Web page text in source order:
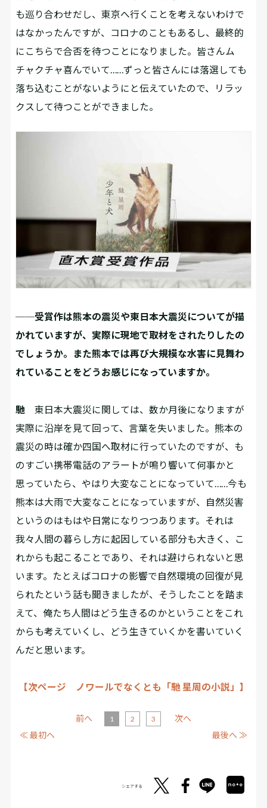
も巡り合わせだし、東京へ行くことを考えないわけで
はなかったんですが、コロナのこともあるし、最終的
にこちらで合否を待つことになりました。皆さんム
チャクチャ喜んでいて……ずっと皆さんには落選しても
落ち込むことがないようにと伝えていたので、リラッ
クスして待つことができました。
──受賞作は熊本の震災や東日本大震災についてが描
かれていますが、実際に現地で取材をされたりしたの
でしょうか。また熊本では再び大規模な水害に見舞わ
れていることをどうお感じになっていますか。
馳 東日本大震災に関しては、数か月後になりますが
実際に沿岸を見て回って、言葉を失いました。熊本の
震災の時は確か四国へ取材に行っていたのですが、も
のすごい携帯電話のアラートが鳴り響いて何事かと
思っていたら、やはり大変なことになっていて……今も
熊本は大雨で大変なことになっていますが、自然災害
というのはもはや日常になりつつあります。それは
我々人間の暮らし方に起因している部分も大きく、こ
れからも起こることであり、それは避けられないと思
います。たとえばコロナの影響で自然環境の回復が見
られたという話も聞きましたが、そうしたことを踏ま
えて、俺たち人間はどう生きるのかということをこれ
からも考えていくし、どう生きていくかを書いていく
んだと思います。
【次ページ ノワールでなくとも「馳 星周の小説」】
≪ 最初へ
前へ 1 2 3
次へ
最後へ ≫
シェアする